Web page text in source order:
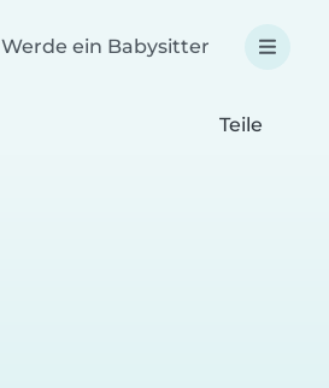
Werde ein Babysitter
Teile